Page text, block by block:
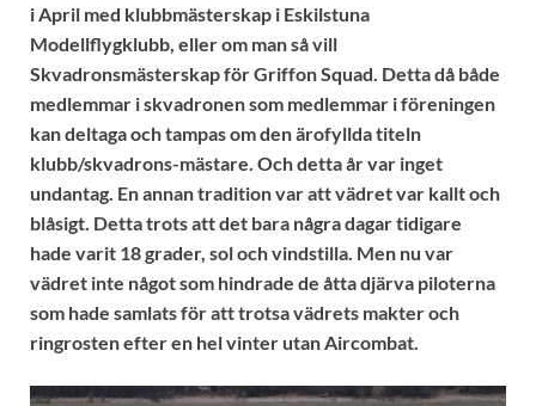
i April med klubbmästerskap i Eskilstuna
Modellflygklubb, eller om man så vill
Skvadronsmästerskap för Griffon Squad. Detta då både
medlemmar i skvadronen som medlemmar i föreningen
kan deltaga och tampas om den ärofyllda titeln
klubb/skvadrons-mästare. Och detta år var inget
undantag. En annan tradition var att vädret var kallt och
blåsigt. Detta trots att det bara några dagar tidigare
hade varit 18 grader, sol och vindstilla. Men nu var
vädret inte något som hindrade de åtta djärva piloterna
som hade samlats för att trotsa vädrets makter och
ringrosten efter en hel vinter utan Aircombat.